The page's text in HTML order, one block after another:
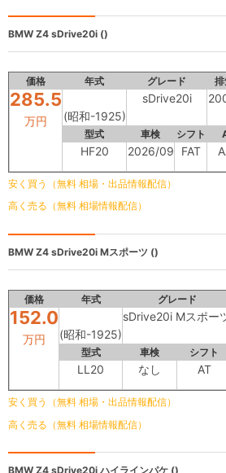
BMW Z4 sDrive20i ()
価格 年式 グレード
285.5
万円 (昭和-1925)
sDrive20i
型式 車検 シフト
HF20 2026/09 FAT
安く買う（無料 相場・出品情報配信）
高く売る（無料 相場情報配信）
BMW Z4 sDrive20i Mスポーツ ()
価格 年式 グレード
152.0
万円 (昭和-1925)
sDrive20i Mスポー
型式 車検 シフト
LL20 なし AT
安く買う（無料 相場・出品情報配信）
高く売る（無料 相場情報配信）
BMW Z4 sDrive20i ハイラインパケ ()